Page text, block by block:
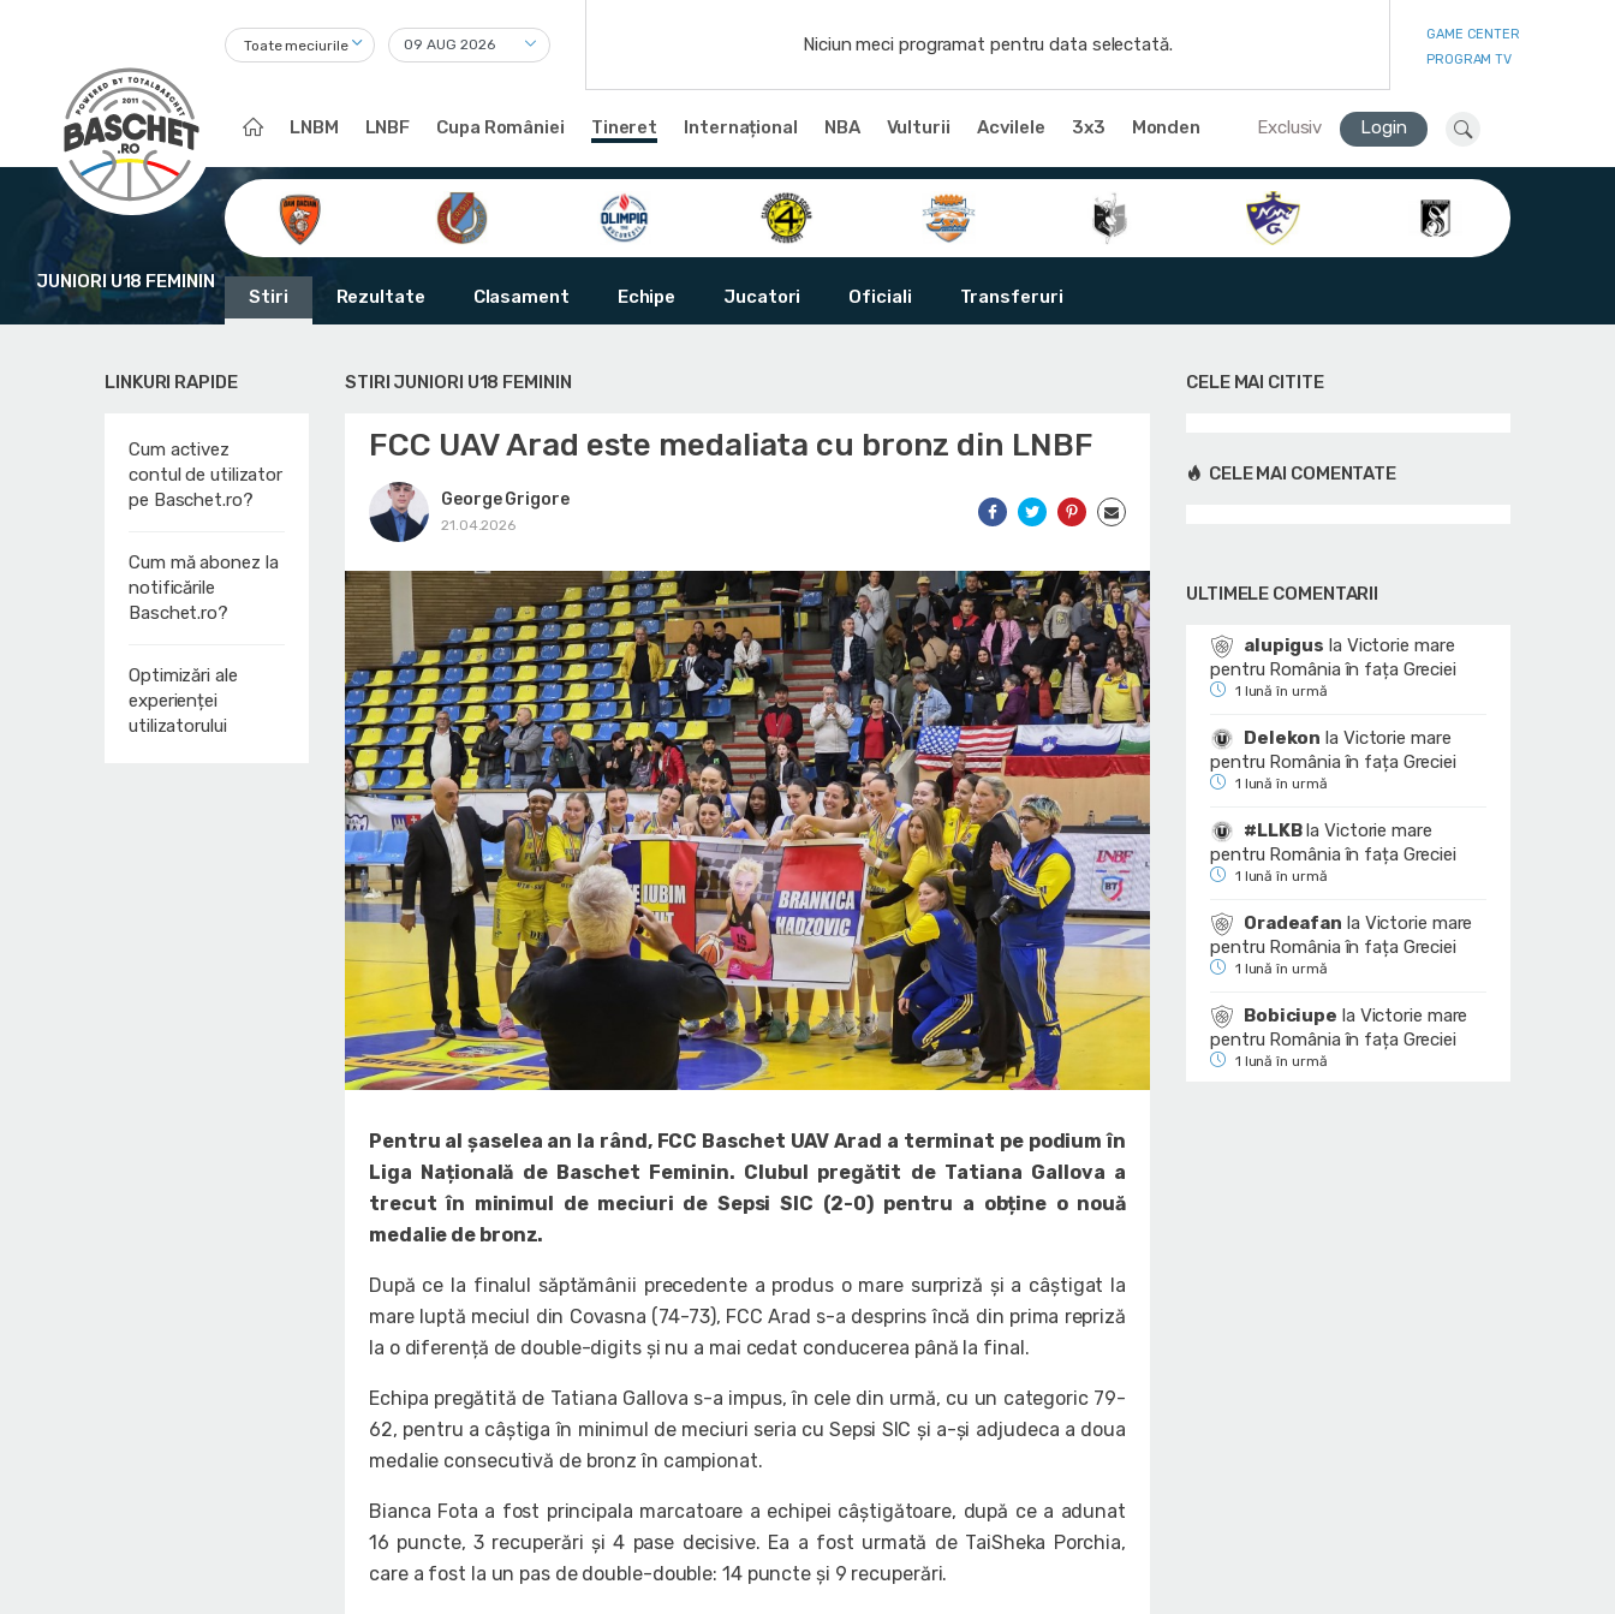
Toate meciurile Niciun meci programat pentru data selectată.
GAME CENTER
PROGRAM TV
LNBM LNBF Cupa României Tineret Internațional NBA Vulturii Acvilele 3x3 Monden Exclusiv Login
JUNIORI U18 FEMININ
Stiri Rezultate Clasament Echipe Jucatori Oficiali Transferuri
LINKURI RAPIDE
Cum activez
contul de utilizator
pe Baschet.ro?
Cum mă abonez la
notificările
Baschet.ro?
Optimizări ale
experienței
utilizatorului
STIRI JUNIORI U18 FEMININ
FCC UAV Arad este medaliata cu bronz din LNBF
George Grigore
21.04.2026
Pentru al șaselea an la rând, FCC Baschet UAV Arad a terminat pe podium în
Liga Națională de Baschet Feminin. Clubul pregătit de Tatiana Gallova a
trecut în minimul de meciuri de Sepsi SIC (2-0) pentru a obține o nouă
medalie de bronz.
După ce la finalul săptămânii precedente a produs o mare surpriză și a câștigat la
mare luptă meciul din Covasna (74-73), FCC Arad s-a desprins încă din prima repriză
la o diferență de double-digits și nu a mai cedat conducerea până la final.
Echipa pregătită de Tatiana Gallova s-a impus, în cele din urmă, cu un categoric 79-
62, pentru a câștiga în minimul de meciuri seria cu Sepsi SIC și a-și adjudeca a doua
medalie consecutivă de bronz în campionat.
Bianca Fota a fost principala marcatoare a echipei câștigătoare, după ce a adunat
16 puncte, 3 recuperări și 4 pase decisive. Ea a fost urmată de TaiSheka Porchia,
care a fost la un pas de double-double: 14 puncte și 9 recuperări.
CELE MAI CITITE
CELE MAI COMENTATE
ULTIMELE COMENTARII
alupigus la Victorie mare
pentru România în fața Greciei
1 lună în urmă
Delekon la Victorie mare
pentru România în fața Greciei
1 lună în urmă
#LLKBlaVictorie mare
pentru România în fața Greciei
1 lună în urmă
Oradeafan la Victorie mare
pentru România în fața Greciei
1 lună în urmă
Bobiciupe la Victorie mare
pentru România în fața Greciei
1 lună în urmă